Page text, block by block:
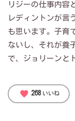
リジーの仕事内容
レディントンが言
も思います。子育
ないし、それが養
で、ジョリーンと
favorite 268 いいね